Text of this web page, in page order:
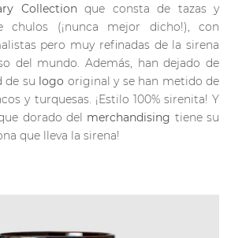
Collectionque consta de tazas y
(¡nunca mejor dicho!), con
pero muy refinadas de la sirena
del mundo. Además, han dejado de
de su logo original y se han metido de
y turquesas. ¡Estilo 100% sirenita! Y
dorado del merchandising tiene su
que lleva la sirena!